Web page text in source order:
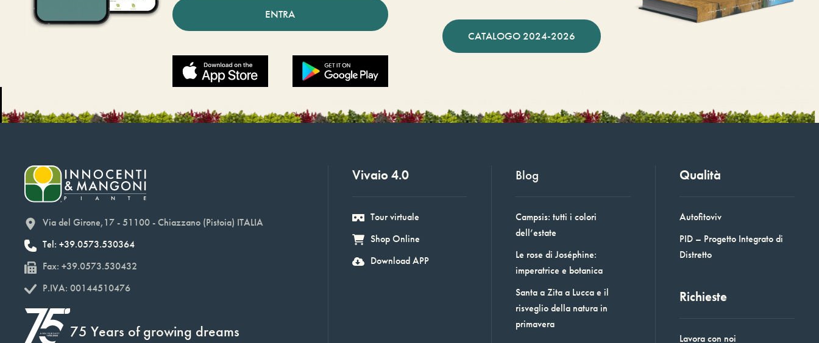
ENTRA
CATALOGO 2024-2026
Via del Girone,17 - 51100 - Chiazzano (Pistoia) ITALIA
Tel: +39.0573.530364
Fax: +39.0573.530432
P.IVA: 00144510476
75 Years of growing dreams
Vivaio 4.0
Tour virtuale
Shop Online
Download APP
Blog
Campsis: tutti i colori
dell’estate
Le rose di Joséphine:
imperatrice e botanica
Santa a Zita a Lucca e il
risveglio della natura in
primavera
Qualità
Autofitoviv
PID – Progetto Integrato di
Distretto
Richieste
Lavora con noi